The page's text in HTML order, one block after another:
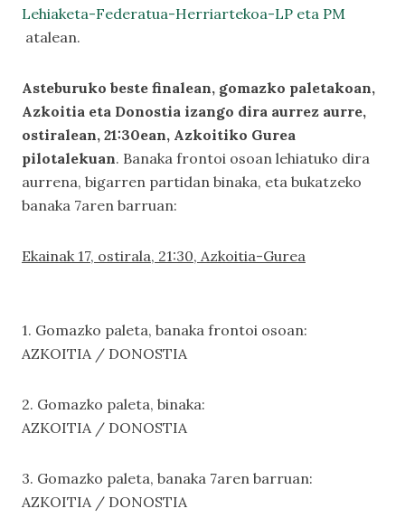
Lehiaketa-Federatua-Herriartekoa-LP eta PM
atalean.
Asteburuko beste finalean, gomazko paletakoan,
Azkoitia eta Donostia izango dira aurrez aurre,
ostiralean, 21:30ean, Azkoitiko Gurea
pilotalekuan. Banaka frontoi osoan lehiatuko dira
aurrena, bigarren partidan binaka, eta bukatzeko
banaka 7aren barruan:
Ekainak 17, ostirala, 21:30, Azkoitia-Gurea
1. Gomazko paleta, banaka frontoi osoan:
AZKOITIA / DONOSTIA
2. Gomazko paleta, binaka:
AZKOITIA / DONOSTIA
3. Gomazko paleta, banaka 7aren barruan:
AZKOITIA / DONOSTIA